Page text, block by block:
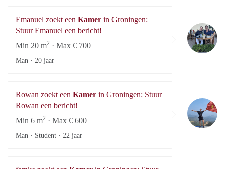
Emanuel zoekt een Kamer in Groningen:
Stuur Emanuel een bericht!
Min 20 m2 · Max € 700
Man · 20 jaar
Rowan zoekt een Kamer in Groningen: Stuur
Rowan een bericht!
Min 6 m2 · Max € 600
Man · Student · 22 jaar